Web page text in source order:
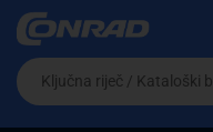
Ova postavka
cijene vašim
Da
biste
potražili